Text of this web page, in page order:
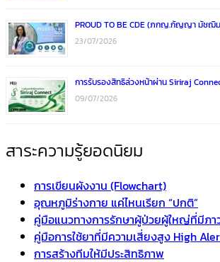
PROUD TO BE CDE (ภกญ.กัญญา มัชฌิ
23/07/2026
การรับรองสิทธิล่วงหน้าผ่าน Siriraj
09/07/2026
สาระความรู้ยอดนิยม
การเขียนผังงาน (Flowchart)
อุณหภูมิร่างกาย แค่ไหนเรียก “ปกติ”
คู่มือแนวทางการรักษาผู้ป่วยผู้ใหญ่ที่มีภา
คู่มือการใช้ยาที่มีความเสี่ยงสูง High
การสร้างทีมให้มีประสิทธิภาพ